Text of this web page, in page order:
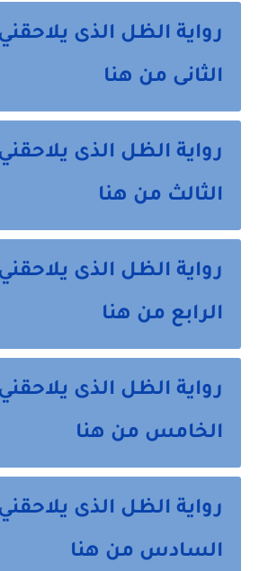
رواية الظل الذى
الثانى من هنا
رواية الظل الذى
الثالث من هنا
رواية الظل الذى
الرابع من هنا
رواية الظل الذى
الخامس من هنا
رواية الظل الذى
السادس من هنا